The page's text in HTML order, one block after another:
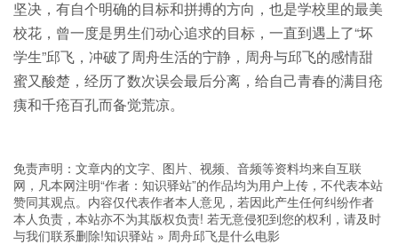
坚决，有自个明确的目标和拼搏的方向，也是学校里的最美
校花，曾一度是男生们动心追求的目标，一直到遇上了“坏
学生”邱飞，冲破了周舟生活的宁静，周舟与邱飞的感情甜
蜜又酸楚，经历了数次误会最后分离，给自己青春的满目疮
痍和千疮百孔而备觉荒凉。
免责声明：文章内的文字、图片、视频、音频等资料均来自互联
网，凡本网注明“作者：知识驿站”的作品均为用户上传，不代表本站
赞同其观点。内容仅代表作者本人意见，若因此产生任何纠纷作者
本人负责，本站亦不为其版权负责! 若无意侵犯到您的权利，请及时
与我们联系删除!知识驿站 » 周舟邱飞是什么电影